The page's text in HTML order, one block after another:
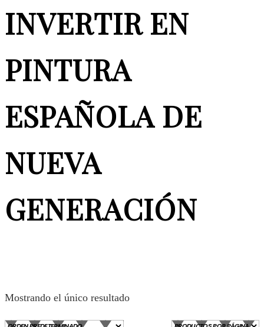
INVERTIR EN
PINTURA
ESPAÑOLA DE
NUEVA
GENERACIÓN
Mostrando el único resultado